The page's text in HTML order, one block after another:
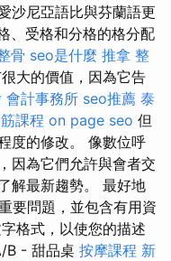
沙尼亞語比與芬蘭語更
、受格和分格的格分配
骨 seo是什麼 推拿 整
大的價值，因為它告
會計事務所 seo推薦 泰
課程 on page seo 但
度的修改。 像數位呼
因為它們允許與會者交
解最新趨勢。 最好地
要問題，並包含有用資
格式，以使您的描述
B - 甜品桌 按摩課程 新